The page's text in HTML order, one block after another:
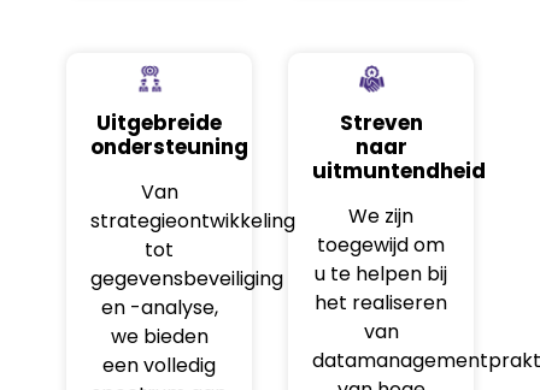
Uitgebreide
ondersteuning
Van
strategieontwikkeling
tot
gegevensbeveiliging
en -analyse,
we bieden
een volledig
Streven
naar
uitmuntendheid
We zijn
toegewijd om
u te helpen bij
het realiseren
van